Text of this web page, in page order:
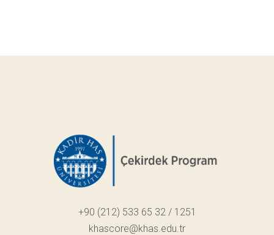
+90 (212) 533 65 32 / 1251
khascore@khas.edu.tr